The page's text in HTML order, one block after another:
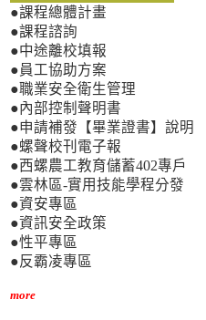
●課程總體計畫
●課程諮詢
●中途離校填報
●員工協助方案
●職業安全衛生管理
●內部控制聲明書
●申請補發【畢業證書】說明
●螺聲校刊電子報
●西螺農工教育儲蓄402專戶
●雲林區-實用技能學程分發
●資安專區
●資訊安全政策
●性平專區
●反霸凌專區
more